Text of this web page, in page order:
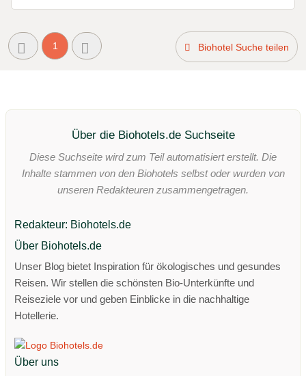
1 Biohotel Suche teilen
Über die Biohotels.de Suchseite
Diese Suchseite wird zum Teil automatisiert erstellt. Die
Inhalte stammen von den Biohotels selbst oder wurden von
unseren Redakteuren zusammengetragen.
Redakteur: Biohotels.de
Über Biohotels.de
Unser Blog bietet Inspiration für ökologisches und gesundes
Reisen. Wir stellen die schönsten Bio-Unterkünfte und
Reiseziele vor und geben Einblicke in die nachhaltige
Hotellerie.
Über uns